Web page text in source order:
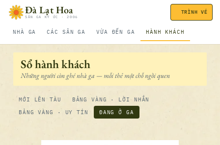
Bỏ qua nội dungĐà Lạt Hoa
SÂN GA KÝ ỨC · 2006
NHÀ GA CÁC SÂN GA VỪA ĐẾN GA HÀNH KHÁCH
TRÌNH VÉ
Sổ hành khách
Những người còn ghé nhà ga — mỗi thẻ một chỗ ngồi quen
MỚI LÊN TÀU
BẢNG VÀNG · LỜI NHẮN
BẢNG VÀNG · UY TÍN
ĐANG Ở GA